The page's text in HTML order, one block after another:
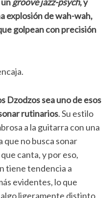
explosión de wah-wah,
golpean con precisión
Dzodzos sea uno de esos
rutinarios. Su estilo
a la guitarra con una
que no busca sonar
canta, y por eso,
tiene tendencia a
evidentes, lo que
ligeramente distinto